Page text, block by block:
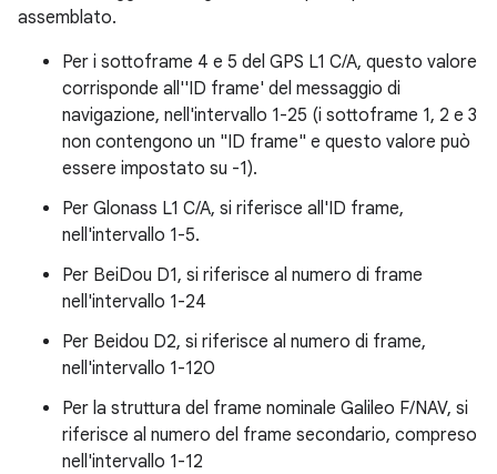
assemblato.
Per i sottoframe 4 e 5 del GPS L1 C/A, questo valore
corrisponde all''ID frame' del messaggio di
navigazione, nell'intervallo 1-25 (i sottoframe 1, 2 e 3
non contengono un "ID frame" e questo valore può
essere impostato su -1).
Per Glonass L1 C/A, si riferisce all'ID frame,
nell'intervallo 1-5.
Per BeiDou D1, si riferisce al numero di frame
nell'intervallo 1-24
Per Beidou D2, si riferisce al numero di frame,
nell'intervallo 1-120
Per la struttura del frame nominale Galileo F/NAV, si
riferisce al numero del frame secondario, compreso
nell'intervallo 1-12